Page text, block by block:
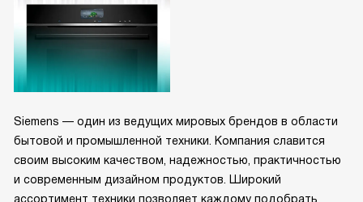
Siemens — один из ведущих мировых брендов в области
бытовой и промышленной техники. Компания славится
своим высоким качеством, надежностью, практичностью
и современным дизайном продуктов. Широкий
ассортимент техники позволяет каждому подобрать